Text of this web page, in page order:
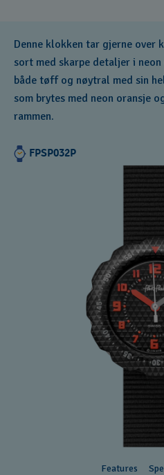
Denne klokken tar gjerne
sort med skarpe detaljer i neon
både tøff og nøytral med sin
som brytes med neon oransje
rammen.
FPSP032P
Features